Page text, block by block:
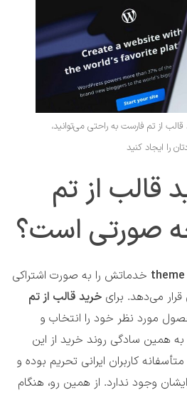
قالب از تم فارست به راحتی می‌توانید،
را ایجاد کنید
قالب از تم
صورتی است؟
خدماتش را به صورت اشتراکی
قرار می‌دهد. برای خرید قالب از تم
مورد نظر خود را انتخاب و
همین سادگی روند خرید از این
کاربران ایرانی تحریم بوده و
وجود ندارد. از همین رو، هنگام